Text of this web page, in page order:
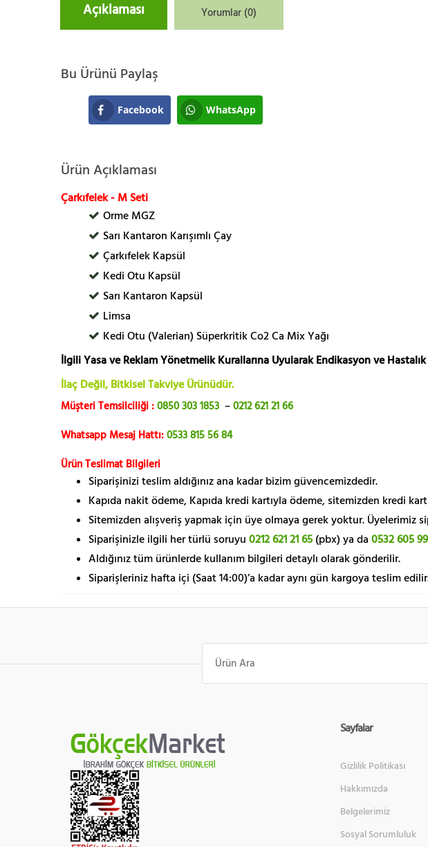
Açıklaması Yorumlar (0)
Bu Ürünü Paylaş
Facebook WhatsApp
Ürün Açıklaması
Çarkıfelek - M Seti
Orme MGZ
Sarı Kantaron Karışımlı Çay
Çarkıfelek Kapsül
Kedi Otu Kapsül
Sarı Kantaron Kapsül
Limsa
Kedi Otu (Valerian) Süperkritik Co2 Ca Mix Yağı
İlgili Yasa ve Reklam Yönetmelik Kurallarına Uyularak Endikasyon ve
İlaç Değil, Bitkisel Takviye Ürünüdür.
Müşteri Temsilciliği :0850 303 1853 –0212 621 21 66
Whatsapp Mesaj Hattı:0533 815 56 84
Ürün Teslimat Bilgileri
Siparişinizi teslim aldığınız ana kadar bizim güvencemizdedir.
Kapıda nakit ödeme, Kapıda kredi kartıyla ödeme, sitemizden kredi
Sitemizden alışveriş yapmak için üye olmaya gerek yoktur. Üyelerimiz
Siparişinizle ilgili her türlü soruyu 0212 621 21 65 (pbx) ya da 0532 605
Aldığınız tüm ürünlerde kullanım bilgileri detaylı olarak gönderilir.
Siparişleriniz hafta içi (Saat 14:00)’a kadar aynı gün kargoya teslim
Ara:
Sayfalar
Gizlilik Politikası
Hakkımızda
Belgelerimiz
Sosyal Sorumluluk